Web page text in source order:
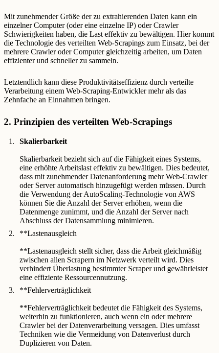
Mit zunehmender Größe der zu extrahierenden Daten kann ein
einzelner Computer (oder eine einzelne IP) oder Crawler
Schwierigkeiten haben, die Last effektiv zu bewältigen. Hier kommt
die Technologie des verteilten Web-Scrapings zum Einsatz, bei der
mehrere Crawler oder Computer gleichzeitig arbeiten, um Daten
effizienter und schneller zu sammeln.
Letztendlich kann diese Produktivitätseffizienz durch verteilte
Verarbeitung einem Web-Scraping-Entwickler mehr als das
Zehnfache an Einnahmen bringen.
2. Prinzipien des verteilten Web-Scrapings
Skalierbarkeit
Skalierbarkeit bezieht sich auf die Fähigkeit eines Systems,
eine erhöhte Arbeitslast effektiv zu bewältigen. Dies bedeutet,
dass mit zunehmender Datenanforderung mehr Web-Crawler
oder Server automatisch hinzugefügt werden müssen. Durch
die Verwendung der AutoScaling-Technologie von AWS
können Sie die Anzahl der Server erhöhen, wenn die
Datenmenge zunimmt, und die Anzahl der Server nach
Abschluss der Datensammlung minimieren.
**Lastenausgleich
**Lastenausgleich stellt sicher, dass die Arbeit gleichmäßig
zwischen allen Scrapern im Netzwerk verteilt wird. Dies
verhindert Überlastung bestimmter Scraper und gewährleistet
eine effiziente Ressourcennutzung.
**Fehlerverträglichkeit
**Fehlerverträglichkeit bedeutet die Fähigkeit des Systems,
weiterhin zu funktionieren, auch wenn ein oder mehrere
Crawler bei der Datenverarbeitung versagen. Dies umfasst
Techniken wie die Vermeidung von Datenverlust durch
Duplizieren von Daten.